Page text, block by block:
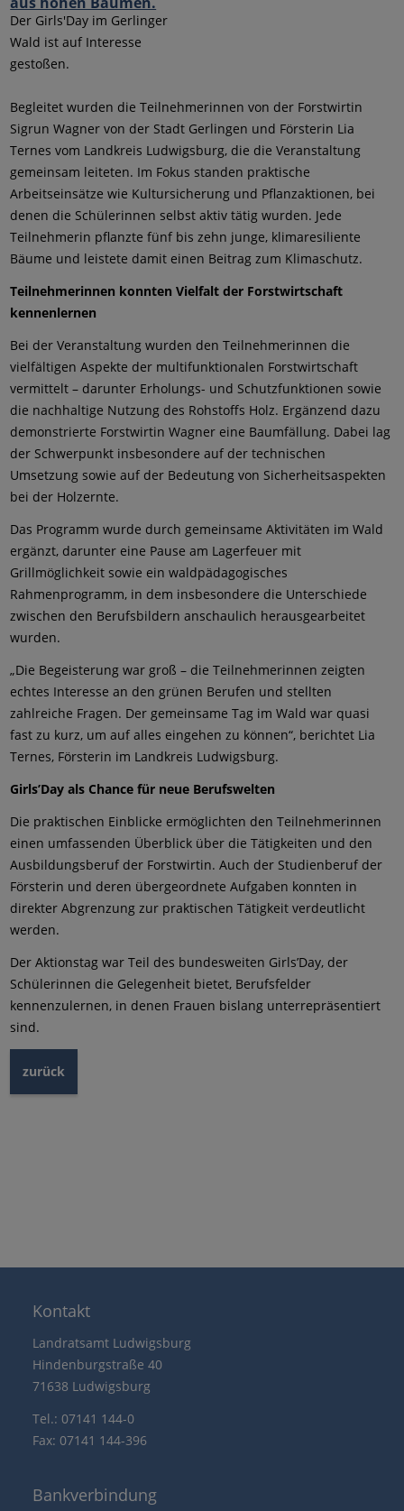
Der Girls'Day im Gerlinger
Wald ist auf Interesse
gestoßen.
Begleitet wurden die Teilnehmerinnen von der Forstwirtin
Sigrun Wagner von der Stadt Gerlingen und Försterin Lia
Ternes vom Landkreis Ludwigsburg, die die Veranstaltung
gemeinsam leiteten. Im Fokus standen praktische
Arbeitseinsätze wie Kultursicherung und Pflanzaktionen, bei
denen die Schülerinnen selbst aktiv tätig wurden. Jede
Teilnehmerin pflanzte fünf bis zehn junge, klimaresiliente
Bäume und leistete damit einen Beitrag zum Klimaschutz.
Teilnehmerinnen konntenVielfalt der Forstwirtschaft
kennenlernen
Bei der Veranstaltung wurden den Teilnehmerinnen die
vielfältigen Aspekte der multifunktionalen Forstwirtschaft
vermittelt – darunter Erholungs- und Schutzfunktionen sowie
die nachhaltige Nutzung des Rohstoffs Holz. Ergänzend dazu
demonstrierte Forstwirtin Wagner eine Baumfällung. Dabei lag
der Schwerpunkt insbesondere auf der technischen
Umsetzung sowie auf der Bedeutung von Sicherheitsaspekten
bei der Holzernte.
Das Programm wurde durch gemeinsame Aktivitäten im Wald
ergänzt, darunter eine Pause am Lagerfeuer mit
Grillmöglichkeit sowie ein waldpädagogisches
Rahmenprogramm, in dem insbesondere die Unterschiede
zwischen den Berufsbildern anschaulich herausgearbeitet
wurden.
„Die Begeisterung war groß – die Teilnehmerinnen zeigten
echtes Interesse an den grünen Berufen und stellten
zahlreiche Fragen. Der gemeinsame Tag im Wald war quasi
fast zu kurz, um auf alles eingehen zu können“, berichtet Lia
Ternes, Försterin im Landkreis Ludwigsburg.
Girls’Day als Chance für neue Berufswelten
Die praktischen Einblicke ermöglichten den Teilnehmerinnen
einen umfassenden Überblick über die Tätigkeiten und den
Ausbildungsberuf der Forstwirtin. Auch der Studienberuf der
Försterin und deren übergeordnete Aufgaben konnten in
direkter Abgrenzung zur praktischen Tätigkeit verdeutlicht
werden.
Der Aktionstag war Teil des bundesweiten Girls’Day, der
Schülerinnen die Gelegenheit bietet, Berufsfelder
kennenzulernen, in denen Frauen bislang unterrepräsentiert
sind.
zurück
Kontakt
Landratsamt Ludwigsburg
Hindenburgstraße 40
71638 Ludwigsburg
Tel.: 07141 144-0
Fax: 07141 144-396
Bankverbindung